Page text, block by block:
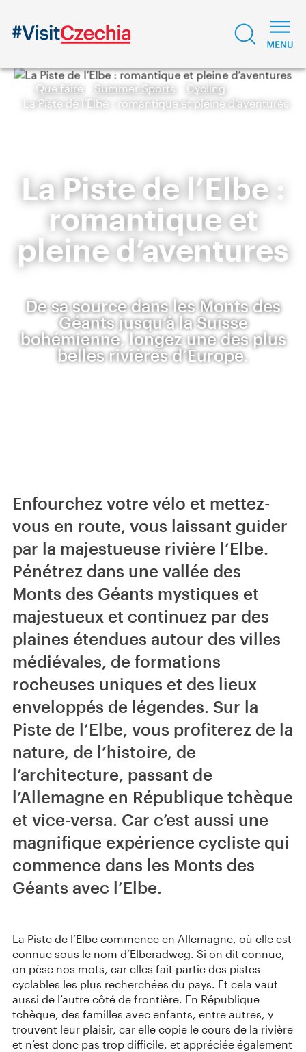
Que faire Summer Sports
Cycling
La Piste de l’Elbe : romantique et pleine d’aventures
La Piste de l’Elbe :
romantique et
pleine d’aventures
De sa source dans les Monts des
Géants jusqu’à la Suisse
bohémienne, longez une des plus
belles rivières d’Europe.
Enfourchez votre vélo et mettez-
vous en route, vous laissant guider
par la majestueuse rivière l’Elbe.
Pénétrez dans une vallée des
Monts des Géants mystiques et
majestueux et continuez par des
plaines étendues autour des villes
médiévales, de formations
rocheuses uniques et des lieux
enveloppés de légendes. Sur la
Piste de l’Elbe, vous profiterez de la
nature, de l’histoire, de
l’architecture, passant de
l’Allemagne en République tchèque
et vice-versa. Car c’est aussi une
magnifique expérience cycliste qui
commence dans les Monts des
Géants avec l’Elbe.
La Piste de l’Elbe commence en Allemagne, où elle est
connue sous le nom d’Elberadweg. Si on dit connue,
on pèse nos mots, car elles fait partie des pistes
cyclables les plus recherchées du pays. Et cela vaut
aussi de l’autre côté de frontière. En République
tchèque, des familles avec enfants, entre autres, y
trouvent leur plaisir, car elle copie le cours de la rivière
et n’est donc pas trop difficile, et appréciée également